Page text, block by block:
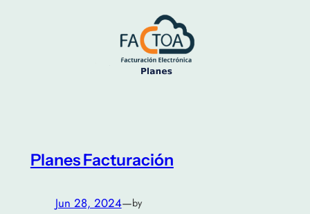
Planes Facturación
Jun 28, 2024—by